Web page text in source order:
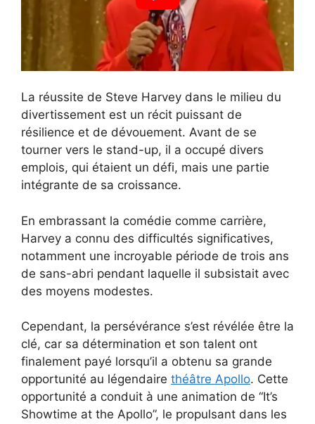
La réussite de Steve Harvey dans le milieu du
divertissement est un récit puissant de
résilience et de dévouement. Avant de se
tourner vers le stand-up, il a occupé divers
emplois, qui étaient un défi, mais une partie
intégrante de sa croissance.
En embrassant la comédie comme carrière,
Harvey a connu des difficultés significatives,
notamment une incroyable période de trois ans
de sans-abri pendant laquelle il subsistait avec
des moyens modestes.
Cependant, la persévérance s’est révélée être la
clé, car sa détermination et son talent ont
finalement payé lorsqu’il a obtenu sa grande
opportunité au légendaire théâtre Apollo. Cette
opportunité a conduit à une animation de “It’s
Showtime at the Apollo”, le propulsant dans les